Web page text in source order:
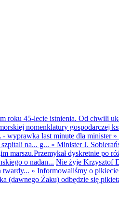
roku 45-lecie istnienia. Od chwili
nomenklatury gospodarczej
wyprawka last minute dla minister»
na... g... » Minister J.
marszu.Przemykał dyskretnie po
o nadan... Nie żyje Krzysztof
twardy... » Informowaliśmy o
(dawnego Żaku) odbędzie się